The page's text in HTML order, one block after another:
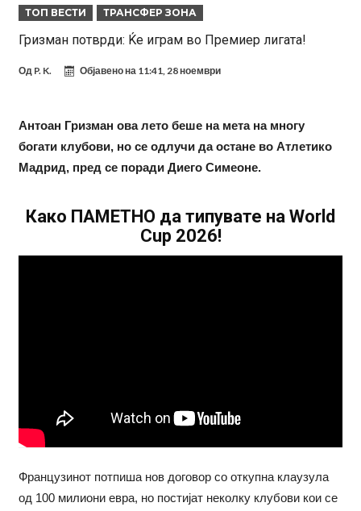
на Меси
Мурињо воведува строга дисциплина во Реал Мадрид: Ова се
трите нови правила за успех
Целосна војна: Барса го растура најважниот летен трансфер на
Атлетико?!
Инфантино имал љубовница: Испливаа скандалозни
Арсенал со 138 милиони евра тргнува по ѕвездата на Серија А?
Мурињо воведува строга дисциплина во Реал Мадрид: Ова се
Барселона!
ТОП ВЕСТИ ТРАНСФЕР ЗОНА
Гризман потврди: Ќе играм во Премиер лигата!
Од P. K. Објавено на 11:41, 28 ноември
Антоан Гризман ова лето беше на мета на многу
богати клубови, но се одлучи да остане во Атлетико
Мадрид, пред се поради Диего Симеоне.
Како ПАМЕТНО да типувате на World
Cup 2026!
Французинот потпиша нов договор со откупна клаузула
од 100 милиони евра, но постијат неколку клубови кои се